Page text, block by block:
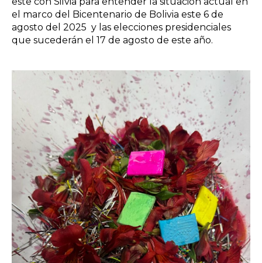
el marco del Bicentenario de Bolivia este 6 de
agosto del 2025 y las elecciones presidenciales
que sucederán el 17 de agosto de este año.